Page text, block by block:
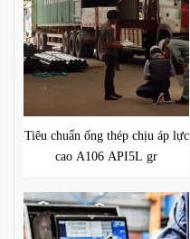
Tiêu chuẩn ống thép chịu áp lực
cao A106 API5L gr